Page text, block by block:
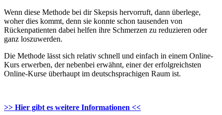
Wenn diese Methode bei dir Skepsis hervorruft, dann überlege,
woher dies kommt, denn sie konnte schon tausenden von
Rückenpatienten dabei helfen ihre Schmerzen zu reduzieren oder
ganz loszuwerden.
Die Methode lässt sich relativ schnell und einfach in einem Online-
Kurs erwerben, der nebenbei erwähnt, einer der erfolgreichsten
Online-Kurse überhaupt im deutschsprachigen Raum ist.
>> Hier gibt es weitere Informationen <<